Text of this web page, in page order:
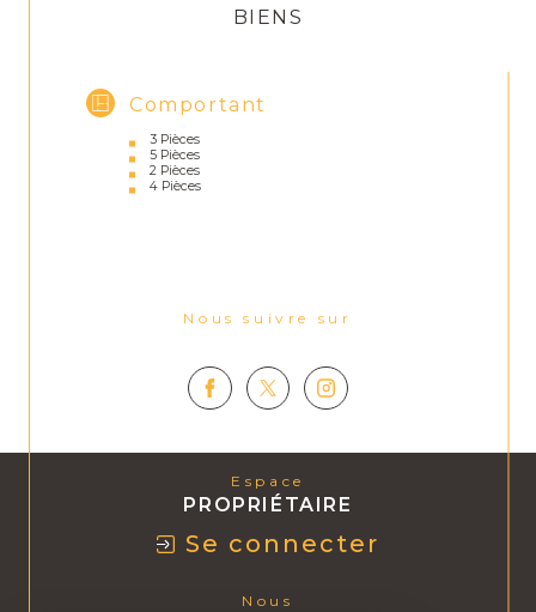
BIENS
Comportant
3 Pièces
5 Pièces
2 Pièces
4 Pièces
Nous suivre sur
Espace
PROPRIÉTAIRE
Se connecter
Nous